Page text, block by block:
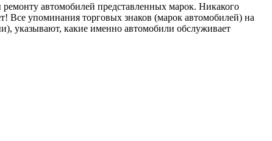
автомобилей представленных марок. Никакого
Все упоминания торговых знаков (марок автомобилей) на
указывают, какие именно автомобили обслуживает